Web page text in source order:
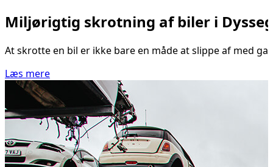
Miljørigtig skrotning af biler i
At skrotte en bil er ikke bare en måde at slippe af med
Læs mere